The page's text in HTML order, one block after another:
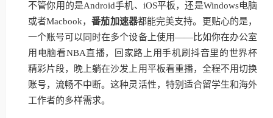
不管你用的是Android手机、iOS平板，还是Windows电脑
或者Macbook，番茄加速器都能完美支持。更贴心的是，
一个账号可以同时在多个设备上使用——比如你在办公室
用电脑看NBA直播，回家路上用手机刷抖音里的世界杯
精彩片段，晚上躺在沙发上用平板看重播，全程不用切换
账号，流畅不中断。这种灵活性，特别适合留学生和海外
工作者的多样需求。